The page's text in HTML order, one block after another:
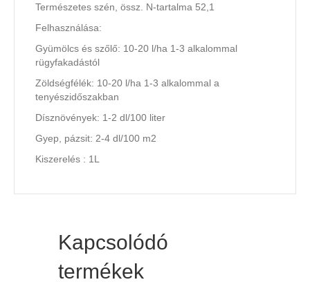
Természetes szén, össz. N-tartalma 52,1
Felhasználása:
Gyümölcs és szőlő: 10-20 l/ha 1-3 alkalommal
rügyfakadástól
Zöldségfélék: 10-20 l/ha 1-3 alkalommal a
tenyészidőszakban
Dísznövények: 1-2 dl/100 liter
Gyep, pázsit: 2-4 dl/100 m2
Kiszerelés : 1L
Kapcsolódó
termékek